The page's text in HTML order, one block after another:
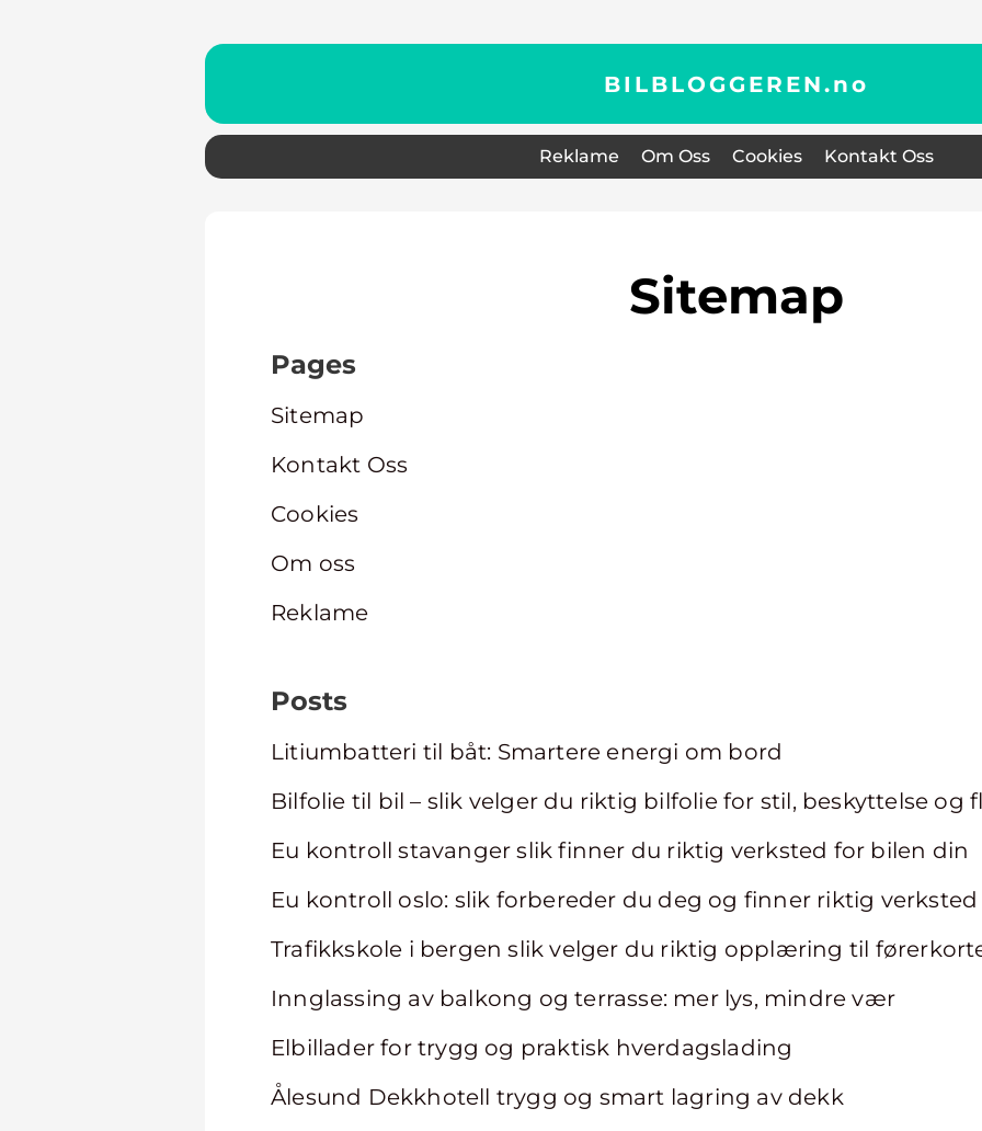
BILBLOGGEREN.no
Reklame Om Oss Cookies Kontakt Oss
Sitemap
Pages
Sitemap
Kontakt Oss
Cookies
Om oss
Reklame
Posts
Litiumbatteri til båt: Smartere energi om bord
Bilfolie til bil – slik velger du riktig bilfolie for stil, beskyttelse og
Eu kontroll stavanger slik finner du riktig verksted for bilen din
Eu kontroll oslo: slik forbereder du deg og finner riktig verksted
Trafikkskole i bergen slik velger du riktig opplæring til
Innglassing av balkong og terrasse: mer lys, mindre vær
Elbillader for trygg og praktisk hverdagslading
Ålesund Dekkhotell trygg og smart lagring av dekk